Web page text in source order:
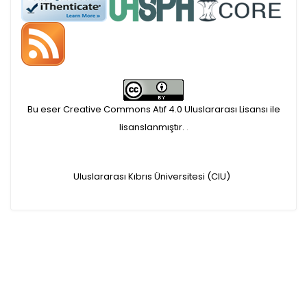
APC ödemesi
Öndenetimden geçen
makaleler için, 100 Avro
Makale İşletim Ücreti (APC)
alınmaktadır.
makaleler için yazarlara
Bu eser Creative Commons Atıf 4.0 Uluslararası Lisansı ile
lisanslanmıştır. .
Uluslararası Kıbrıs Üniversitesi (CIU)